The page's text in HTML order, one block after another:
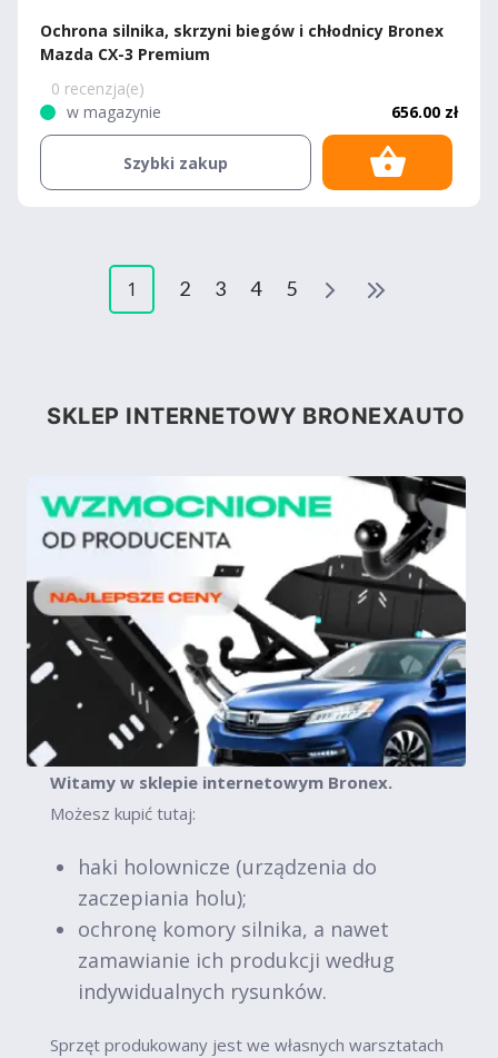
Ochrona silnika, skrzyni biegów i chłodnicy Bronex
Mazda CX-3 Premium
0 recenzja(e)
w magazynie
656.00 zł
Szybki zakup
1 2 3 4 5
SKLEP INTERNETOWY BRONEXAUTO
Witamy w sklepie internetowym Bronex.
Możesz kupić tutaj:
haki holownicze (urządzenia do
zaczepiania holu);
ochronę komory silnika, a nawet
zamawianie ich produkcji według
indywidualnych rysunków.
Sprzęt produkowany jest we własnych warsztatach